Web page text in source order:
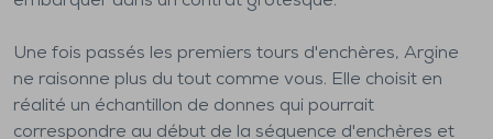
Une fois passés les premiers tours d'enchères, Argine
ne raisonne plus du tout comme vous. Elle choisit en
réalité un échantillon de donnes qui pourrait
correspondre au début de la séquence d'enchères et